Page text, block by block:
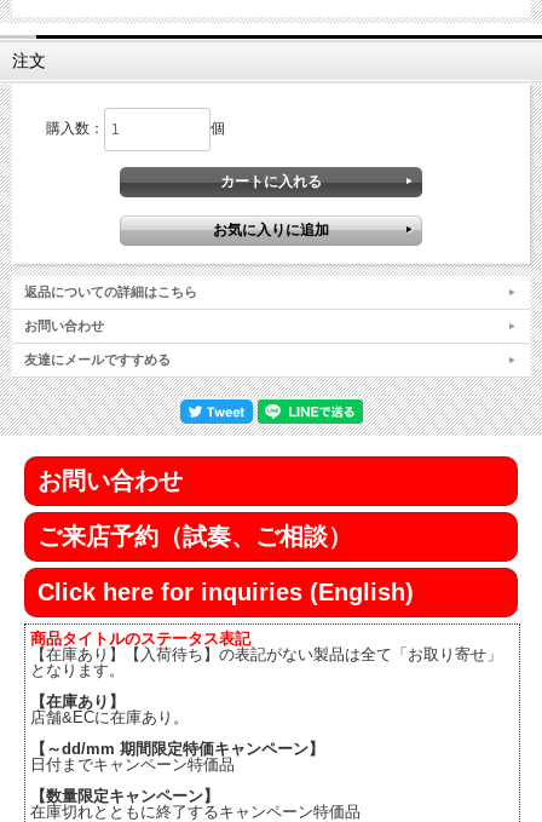
注文
購入数： 個
返品についての詳細はこちら
お問い合わせ
友達にメールですすめる
お問い合わせ
ご来店予約（試奏、ご相談）
Click here for inquiries (English)
商品タイトルのステータス表記
【在庫あり】【入荷待ち】の表記がない製品は全て「お取り寄せ」
となります。
【在庫あり】
店舗&ECに在庫あり。
【～dd/mm 期間限定特価キャンペーン】
日付までキャンペーン特価品
【数量限定キャンペーン】
在庫切れとともに終了するキャンペーン特価品